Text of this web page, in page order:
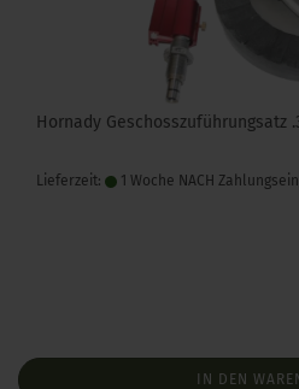
Hornady Geschosszuführungsatz
Lieferzeit: 1 Woche NACH
IN DEN